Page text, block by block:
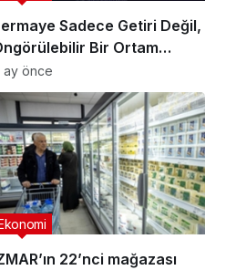
Sadece Getiri Değil,
Bir Ortam
ay önce
22’nci mağazası